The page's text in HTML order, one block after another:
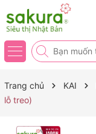
Trang chủ KAI
lỗ treo)